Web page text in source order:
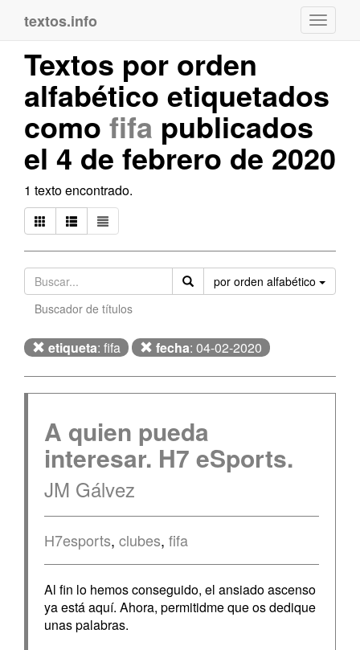
textos.info
Textos por orden
alfabético etiquetados
como fifa publicados
el 4 de febrero de 2020
1 texto encontrado.
por orden alfabético
Buscador de títulos
etiqueta: fifa fecha: 04-02-2020
A quien pueda
interesar. H7 eSports.
JM Gálvez
H7esports, clubes, fifa
Al fin lo hemos conseguido, el ansiado ascenso
ya está aquí. Ahora, permitidme que os dedique
unas palabras.